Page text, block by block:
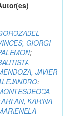
GIORGI
;
JAVIER
;
KARINA